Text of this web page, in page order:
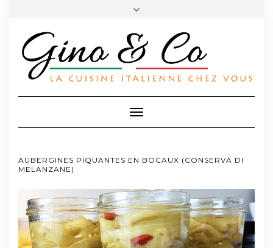
PINTEREST
A PROPOS
CONTACT
Toggle
Navigation
AUBERGINES PIQUANTES EN BOCAUX (CONSERVA DI
MELANZANE)